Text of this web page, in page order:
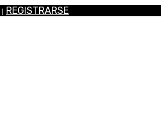
REGISTRARSE